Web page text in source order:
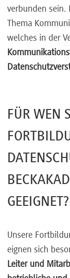
verbunden sein.
Thema
welches in der
FÜR WEN
GEEIGNET?
Unsere
eignen sich
Leiter und